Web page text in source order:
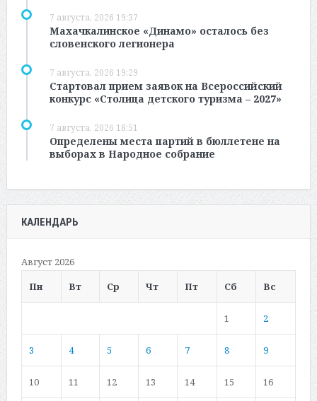
7 августа, 2026 19:37
Махачкалинское «Динамо» осталось без
словенского легионера
7 августа, 2026 19:29
Стартовал прием заявок на Всероссийский
конкурс «Столица детского туризма – 2027»
7 августа, 2026 18:51
Определены места партий в бюллетене на
выборах в Народное собрание
КАЛЕНДАРЬ
Август 2026
Пн
Вт Ср Чт Пт Сб Вс
1 2
3 4 5 6 7 8 9
10 11 12 13 14 15 16